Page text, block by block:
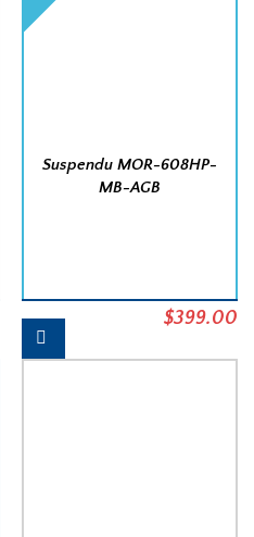
Suspendu MOR-608HP-
MB-AGB
Le
$399.00